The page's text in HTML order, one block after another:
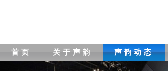
首页 关于声韵 声韵动态